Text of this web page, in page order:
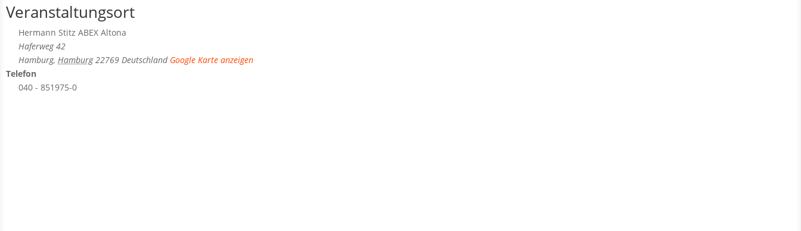
Veranstaltungsort
Hermann Stitz ABEX Altona
Haferweg 42
Hamburg, Hamburg 22769 Deutschland Google Karte anzeigen
Telefon
040 - 851975-0